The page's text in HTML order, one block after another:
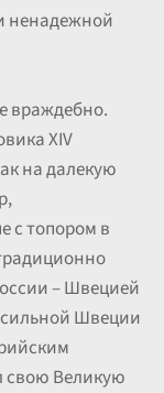
ненадежной
враждебно.
XIV
на далекую
с топором в
– Швецией
Швеции
свою Великую